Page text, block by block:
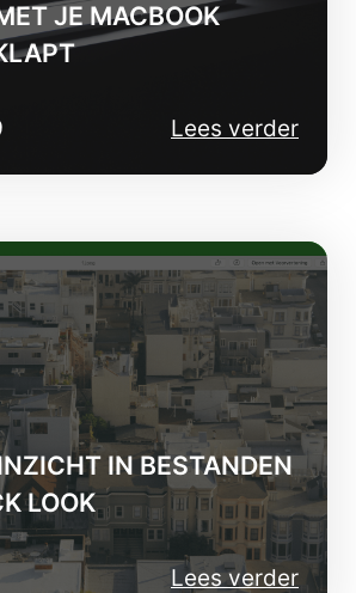
JE MACBOOK
Lees verder
IN BESTANDEN
LOOK
Lees verder